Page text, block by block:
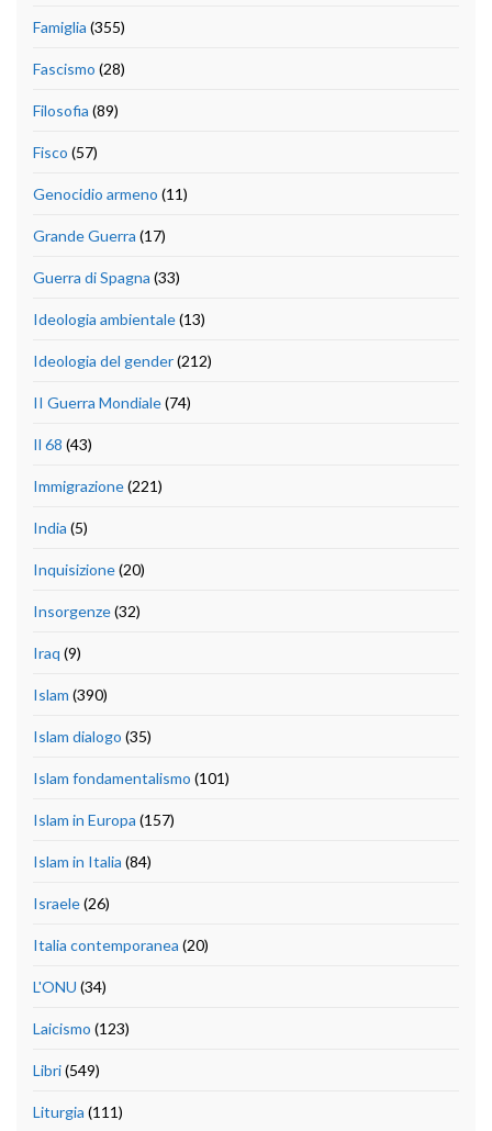
Famiglia (355)
Fascismo (28)
Filosofia (89)
Fisco (57)
Genocidio armeno (11)
Grande Guerra (17)
Guerra di Spagna (33)
Ideologia ambientale(13)
Ideologia del gender(212)
II Guerra Mondiale(74)
Il 68 (43)
Immigrazione(221)
India (5)
Inquisizione(20)
Insorgenze(32)
Iraq (9)
Islam (390)
Islam dialogo (35)
Islam fondamentalismo (101)
Islam in Europa (157)
Islam in Italia (84)
Israele(26)
Italia contemporanea (20)
L'ONU (34)
Laicismo (123)
Libri(549)
Liturgia (111)